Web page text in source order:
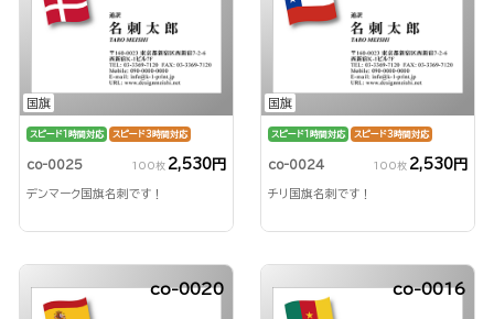
国旗
スピード1時間対応 スピード3時間対応
co-0025 100枚 2,530円
デンマーク国旗名刺です！
国旗
スピード1時間対応 スピード3時間対応
co-0024 100枚 2,530円
チリ国旗名刺です！
co-0020 co-0016